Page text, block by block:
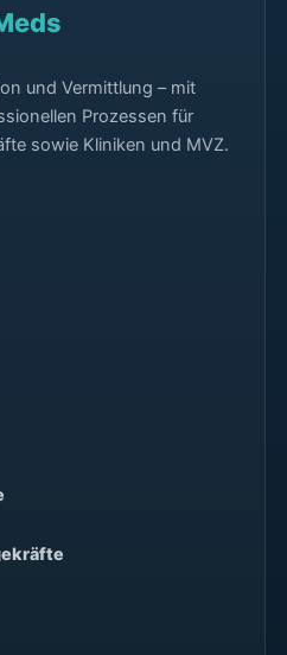
und Vermittlung – mit
Prozessen für
sowie Kliniken und MVZ.